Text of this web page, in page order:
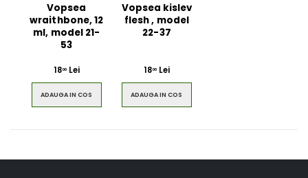
Vopsea
wraithbone, 12
ml, model 21-
53
1800Lei
ADAUGA IN COS
Vopsea kislev
flesh , model
22-37
1800Lei
ADAUGA IN COS